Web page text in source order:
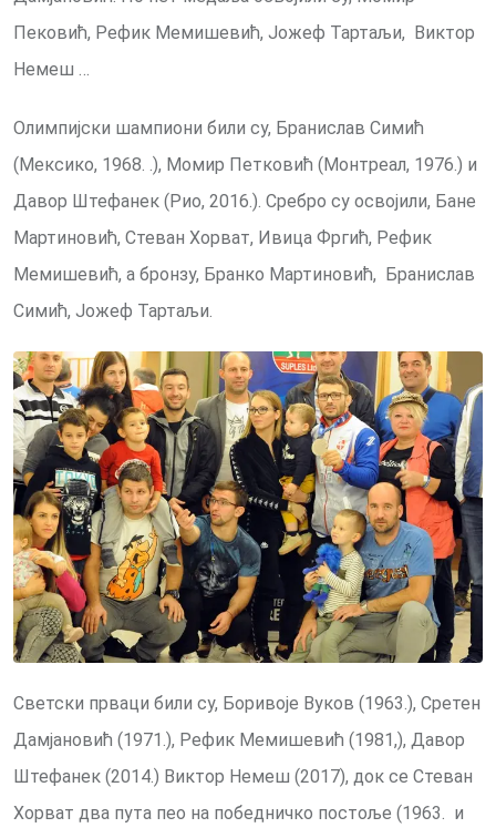
Пековић, Рефик Мемишевић, Јожеф Тартаљи, Виктор
Немеш …
Олимпијски шампиони били су, Бранислав Симић
(Мексико, 1968. .), Момир Петковић (Монтреал, 1976.) и
Давор Штефанек (Рио, 2016.). Сребро су освојили, Бане
Мартиновић, Стеван Хорват, Ивица Фргић, Рефик
Мемишевић, а бронзу, Бранко Мартиновић, Бранислав
Симић, Јожеф Тартаљи.
Светски прваци били су, Боривоје Вуков (1963.), Сретен
Дамјановић (1971.), Рефик Мемишевић (1981,), Давор
Штефанек (2014.) Виктор Немеш (2017), док се Стеван
Хорват два пута пео на победничко постоље (1963. и